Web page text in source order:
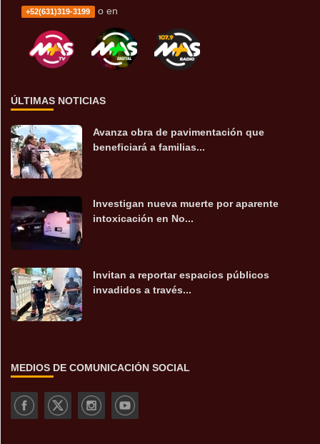
+52(631)319-3199 o en
ÚLTIMAS NOTICIAS
Avanza obra de pavimentación que
beneficiará a familias...
Investigan nueva muerte por aparente
intoxicación en No...
Invitan a reportar espacios públicos
invadidos a través...
MEDIOS DE COMUNICACIÓN SOCIAL